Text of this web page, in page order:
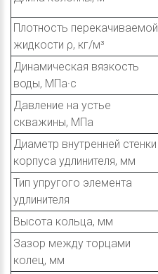
Плотность перекачиваемой
жидкости ρ, кг/м³
Динамическая вязкость
воды, МПа·с
Давление на устье
скважины, МПа
Диаметр внутренней стенки
корпуса удлинителя, мм
Тип упругого элемента
удлинителя
Высота кольца, мм
Зазор между торцами
колец, мм